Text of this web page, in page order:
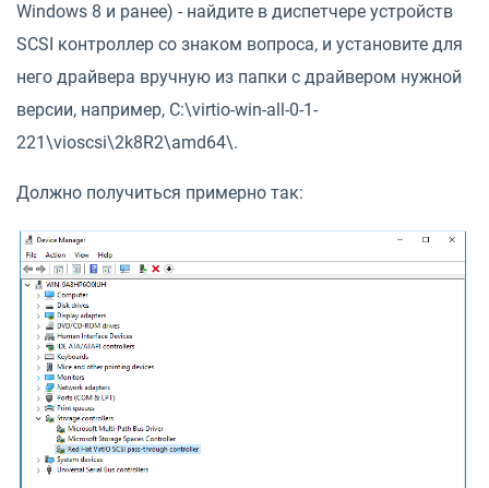
Windows 8 и ранее) - найдите в диспетчере устройств
SCSI контроллер со знаком вопроса, и установите для
него драйвера вручную из папки с драйвером нужной
версии, например, C:\virtio-win-all-0-1-
221\vioscsi\2k8R2\amd64\.
Должно получиться примерно так: